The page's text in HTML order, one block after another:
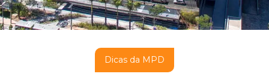
Dicas da MPD